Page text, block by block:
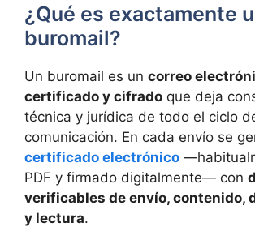
¿Qué es exactamente
buromail?
Un buromail es un correo
certificado y cifrado que deja
técnica y jurídica de todo el ciclo
comunicación. En cada envío se
certificado electrónico
PDF y firmado digitalmente— con
verificables de envío, contenido,
y lectura.